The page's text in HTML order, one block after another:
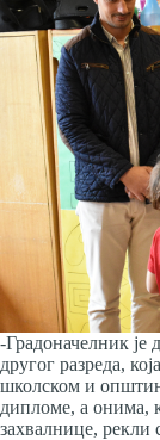
-Градоначелник
другог разреда,
школском и
дипломе, а онима,
захвалнице,